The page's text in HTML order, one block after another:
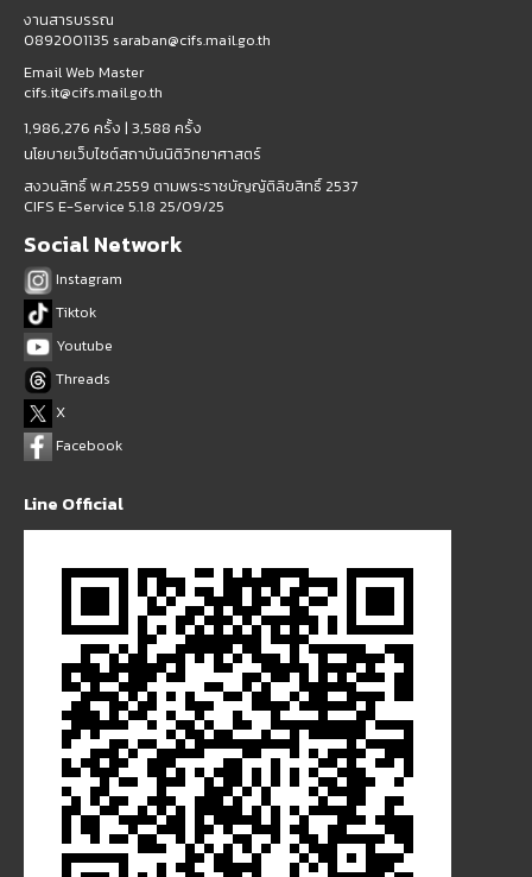
งานสารบรรณ
0892001135 saraban@cifs.mail.go.th
Email Web Master
cifs.it@cifs.mail.go.th
1,986,276 ครั้ง | 3,588 ครั้ง
นโยบายเว็บไซต์สถาบันนิติวิทยาศาสตร์
สงวนสิทธิ์ พ.ศ.2559 ตามพระราชบัญญัติลิขสิทธิ์ 2537
CIFS E-Service 5.1.8 25/09/25
Social Network
Instagram
Tiktok
Youtube
Threads
X
Facebook
Line Official